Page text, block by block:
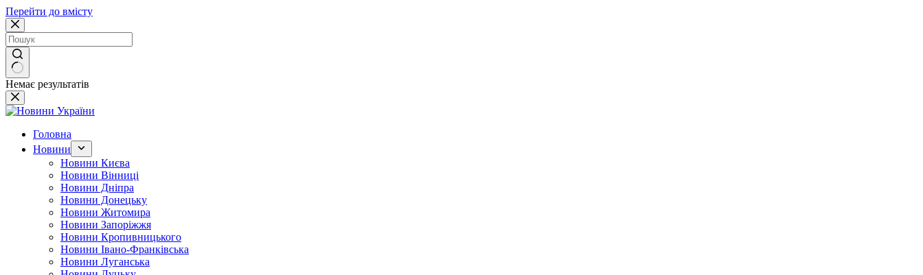
Перейти до вмісту
Немає результатів
Головна
Новини
Новини Києва
Новини Вінниці
Новини Дніпра
Новини Донецьку
Новини Житомира
Новини Запоріжжя
Новини Кропивницького
Новини Івано-Франківська
Новини Луганська